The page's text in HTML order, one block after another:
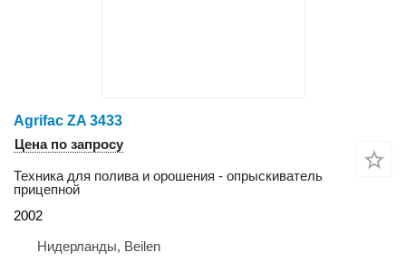
Agrifac ZA 3433
Цена по запросу
Техника для полива и орошения - опрыскиватель
прицепной
2002
Нидерланды, Beilen